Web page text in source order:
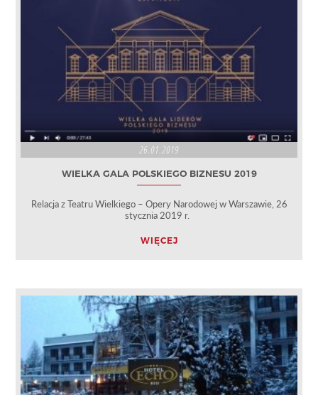
26.01.2019
WIELKA GALA POLSKIEGO BIZNESU 2019
Relacja z Teatru Wielkiego – Opery Narodowej w Warszawie, 26
stycznia 2019 r.
WIĘCEJ